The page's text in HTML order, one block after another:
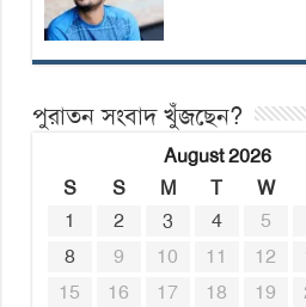
পুরাতন সংবাদ খুঁজছেন?
August 2026
S
S M T W
1
2 3 4 5
8
9 10 11 12
15
16 17 18 19